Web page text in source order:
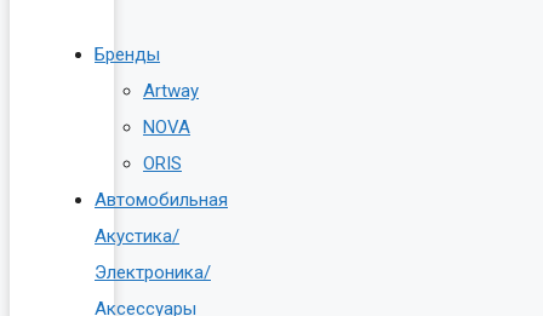
Бренды
Artway
NOVA
ORIS
Автомобильная
Акустика/
Электроника/
Аксессуары